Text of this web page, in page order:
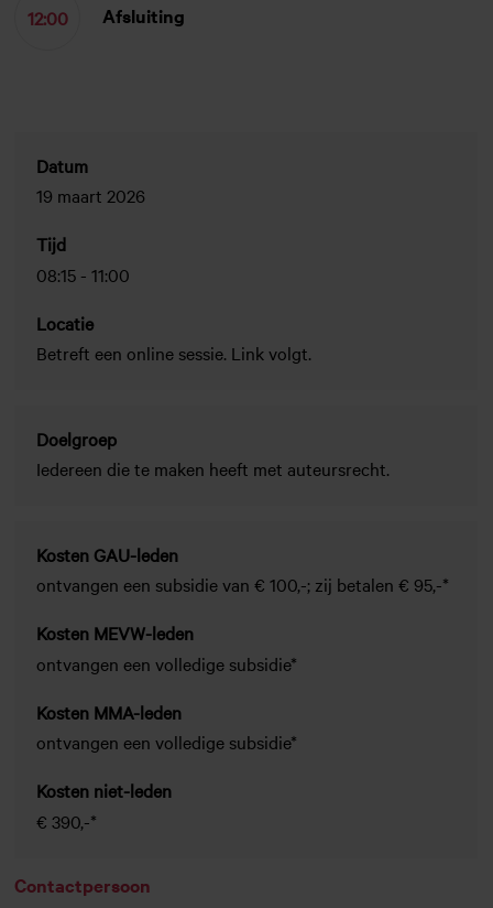
12:00 Afsluiting
Datum
19 maart 2026
Tijd
08:15 -11:00
Locatie
Betreft een online sessie. Link volgt.
Doelgroep
Iedereen die te maken heeft met auteursrecht.
Kosten GAU-leden
ontvangen een subsidie van € 100,-; zij betalen € 95,-*
Kosten MEVW-leden
ontvangen een volledige subsidie*
Kosten MMA-leden
ontvangen een volledige subsidie*
Kosten niet-leden
€ 390,-*
Contactpersoon